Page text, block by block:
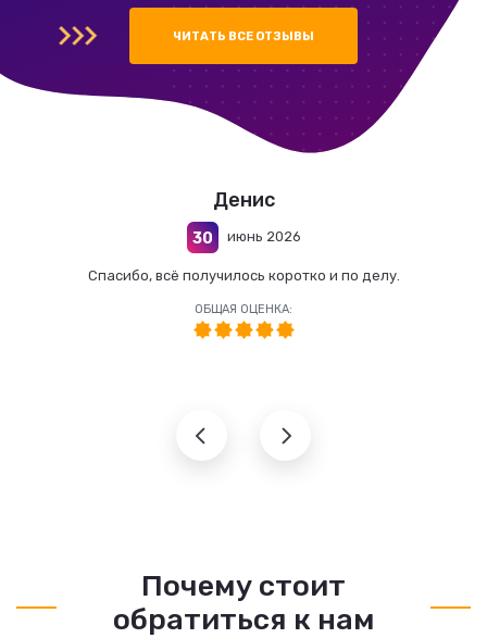
ЧИТАТЬ ВСЕ ОТЗЫВЫ
Денис
30 июнь 2026
Спасибо, всё получилось коротко и по делу.
ОБЩАЯ ОЦЕНКА:
Почему стоит
обратиться к нам